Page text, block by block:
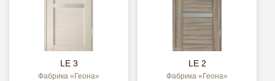
LE 3
Фабрика «Геона»
LE 2
Фабрика «Геона»